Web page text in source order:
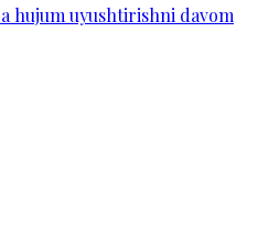
hujum uyushtirishni davom